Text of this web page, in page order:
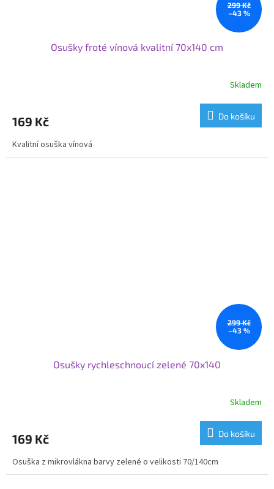
299 Kč
–43 %
Osušky froté vínová kvalitní 70x140 cm
Skladem
169 Kč Do košíku
Kvalitní osuška vínová
299 Kč
–43 %
Osušky rychleschnoucí zelené 70x140
Skladem
169 Kč Do košíku
Osuška z mikrovlákna barvy zelené o velikosti 70/140cm